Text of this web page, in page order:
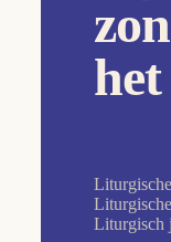
1e Zondag
20e Zondag
23e Zondag
24e Zondag
Liturgisch